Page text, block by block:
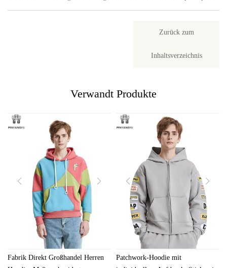
Zurück zum
Inhaltsverzeichnis
Verwandt Produkte
Fabrik Direkt Großhandel Herren
Patchwork-Hoodie mit